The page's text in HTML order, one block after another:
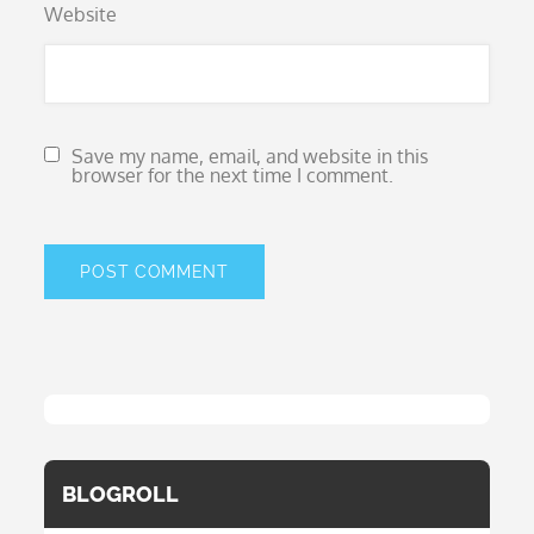
Website
Save my name, email, and website in this
browser for the next time I comment.
BLOGROLL